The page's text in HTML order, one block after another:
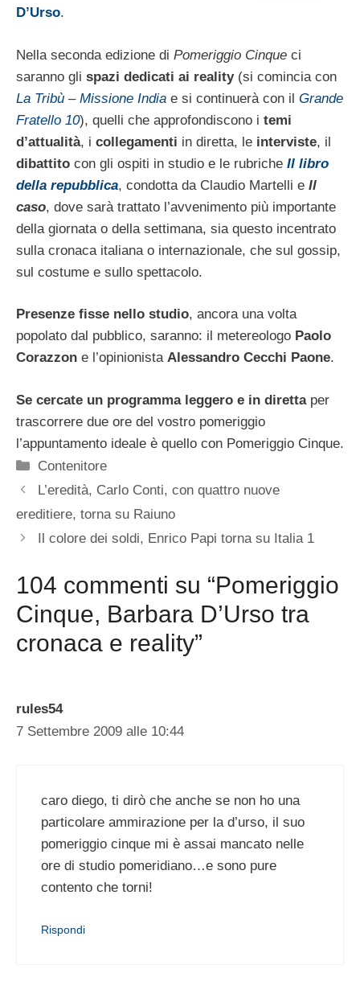
D’Urso.
Nella seconda edizione di Pomeriggio Cinque ci
saranno gli spazi dedicati ai reality (si comincia con
La Tribù – Missione India e si continuerà con il Grande
Fratello 10), quelli che approfondiscono i temi
d’attualità, i collegamenti in diretta, le interviste, il
dibattito con gli ospiti in studio e le rubriche Il libro
della repubblica, condotta da Claudio Martelli e Il
caso, dove sarà trattato l’avvenimento più importante
della giornata o della settimana, sia questo incentrato
sulla cronaca italiana o internazionale, che sul gossip,
sul costume e sullo spettacolo.
Presenze fisse nello studio, ancora una volta
popolato dal pubblico, saranno: il metereologo Paolo
Corazzon e l’opinionista Alessandro Cecchi Paone.
Se cercate un programma leggero e in direttaper
trascorrere due ore del vostro pomeriggio
l’appuntamento ideale è quello con Pomeriggio Cinque.
Categorie
Contenitore
L’eredità, Carlo Conti, con quattro nuove
ereditiere, torna su Raiuno
Il colore dei soldi, Enrico Papi torna su Italia 1
104 commenti su “Pomeriggio
Cinque, Barbara D’Urso tra
cronaca e reality”
rules54
7 Settembre 2009 alle 10:44
caro diego, ti dirò che anche se non ho una
particolare ammirazione per la d’urso, il suo
pomeriggio cinque mi è assai mancato nelle
ore di studio pomeridiano…e sono pure
contento che torni!
Rispondi